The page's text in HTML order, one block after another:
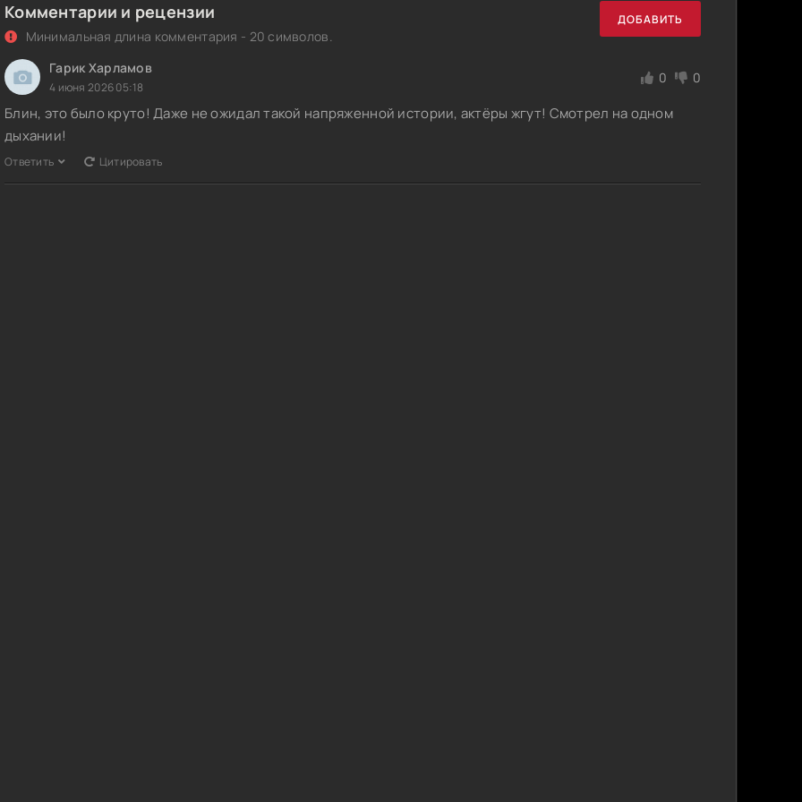
Комментарии и рецензии
Минимальная длина комментария - 20 символов.
ДОБАВИТЬ
Гарик Харламов
4 июня 2026 05:18
0 0
Блин, это было круто! Даже не ожидал такой напряженной истории, актёры жгут! Смотрел на одном
дыхании!
Ответить Цитировать